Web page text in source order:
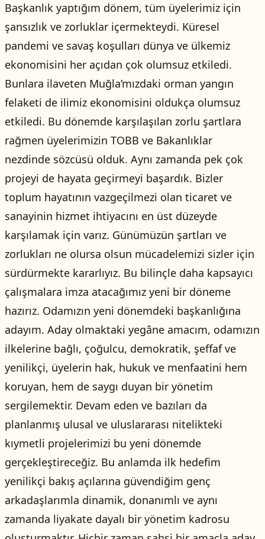
Başkanlık yaptığım dönem, tüm üyelerimiz için
şansızlık ve zorluklar içermekteydi. Küresel
pandemi ve savaş koşulları dünya ve ülkemiz
ekonomisini her açıdan çok olumsuz etkiledi.
Bunlara ilaveten Muğla’mızdaki orman yangın
felaketi de ilimiz ekonomisini oldukça olumsuz
etkiledi. Bu dönemde karşılaşılan zorlu şartlara
rağmen üyelerimizin TOBB ve Bakanlıklar
nezdinde sözcüsü olduk. Aynı zamanda pek çok
projeyi de hayata geçirmeyi başardık. Bizler
toplum hayatının vazgeçilmezi olan ticaret ve
sanayinin hizmet ihtiyacını en üst düzeyde
karşılamak için varız. Günümüzün şartları ve
zorlukları ne olursa olsun mücadelemizi sizler için
sürdürmekte kararlıyız. Bu bilinçle daha kapsayıcı
çalışmalara imza atacağımız yeni bir döneme
hazırız. Odamızın yeni dönemdeki başkanlığına
adayım. Aday olmaktaki yegâne amacım, odamızın
ilkelerine bağlı, çoğulcu, demokratik, şeffaf ve
yenilikçi, üyelerin hak, hukuk ve menfaatini hem
koruyan, hem de saygı duyan bir yönetim
sergilemektir. Devam eden ve bazıları da
planlanmış ulusal ve uluslararası nitelikteki
kıymetli projelerimizi bu yeni dönemde
gerçekleştireceğiz. Bu anlamda ilk hedefim
yenilikçi bakış açılarına güvendiğim genç
arkadaşlarımla dinamik, donanımlı ve aynı
zamanda liyakate dayalı bir yönetim kadrosu